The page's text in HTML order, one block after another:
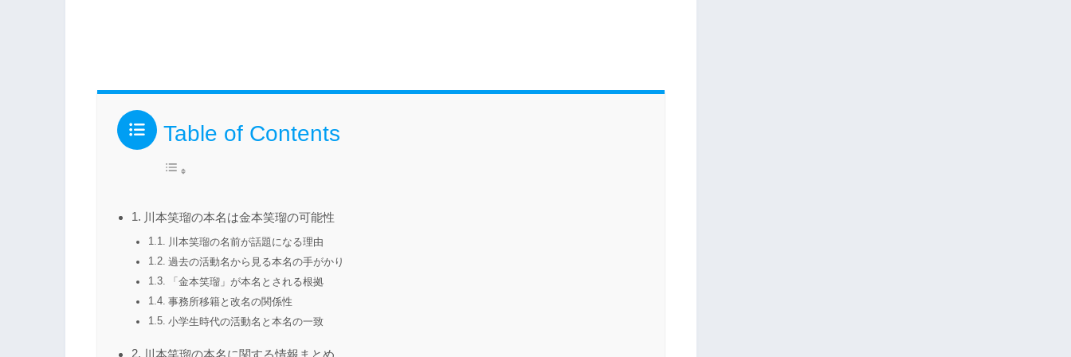
Table of Contents
川本笑瑠の本名は金本笑瑠の可能性
川本笑瑠の名前が話題になる理由
過去の活動名から見る本名の手がかり
「金本笑瑠」が本名とされる根拠
事務所移籍と改名の関係性
小学生時代の活動名と本名の一致